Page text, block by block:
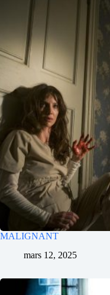
MALIGNANT
mars 12, 2025